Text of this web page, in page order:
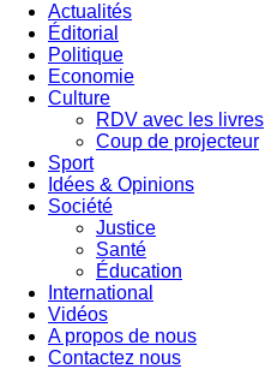
Main
navigation
Actualités
Éditorial
Politique
Economie
Culture
RDV avec les livres
Coup de projecteur
Sport
Idées & Opinions
Société
Justice
Santé
Éducation
International
Vidéos
A propos de nous
Contactez nous